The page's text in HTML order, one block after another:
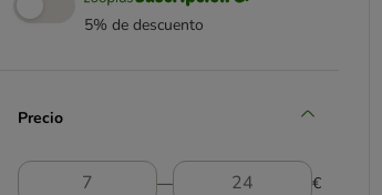
5% de descuento
Precio
― €